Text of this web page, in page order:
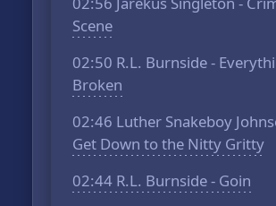
Scene
02:50 R.L. Burnside -
Broken
02:46 Luther Snakeboy
Get Down to the Nitty Gritty
02:44 R.L. Burnside - Goin